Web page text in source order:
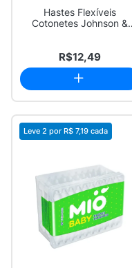
Hastes Flexíveis
Cotonetes Johnson &
R$12,49
Leve 2 por R$ 7,19 cada